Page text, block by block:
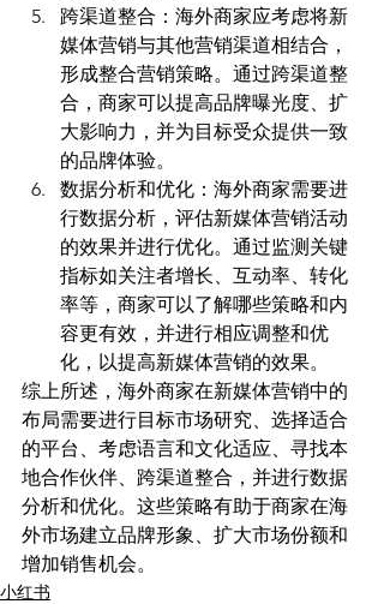
跨渠道整合：海外商家应考虑将新
媒体营销与其他营销渠道相结合，
形成整合营销策略。通过跨渠道整
合，商家可以提高品牌曝光度、扩
大影响力，并为目标受众提供一致
的品牌体验。
数据分析和优化：海外商家需要进
行数据分析，评估新媒体营销活动
的效果并进行优化。通过监测关键
指标如关注者增长、互动率、转化
率等，商家可以了解哪些策略和内
容更有效，并进行相应调整和优
化，以提高新媒体营销的效果。
综上所述，海外商家在新媒体营销中的
布局需要进行目标市场研究、选择适合
的平台、考虑语言和文化适应、寻找本
地合作伙伴、跨渠道整合，并进行数据
分析和优化。这些策略有助于商家在海
外市场建立品牌形象、扩大市场份额和
增加销售机会。
小红书